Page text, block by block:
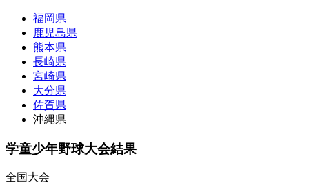
福岡県
鹿児島県
熊本県
長崎県
宮崎県
大分県
佐賀県
沖縄県
学童少年野球大会結果
全国大会